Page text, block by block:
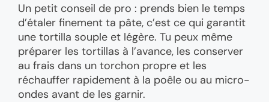
Un petit conseil de pro : prends bien le temps
d’étaler finement ta pâte, c’est ce qui garantit
une tortilla souple et légère. Tu peux même
préparer les tortillas à l’avance, les conserver
au frais dans un torchon propre et les
réchauffer rapidement à la poêle ou au micro-
ondes avant de les garnir.